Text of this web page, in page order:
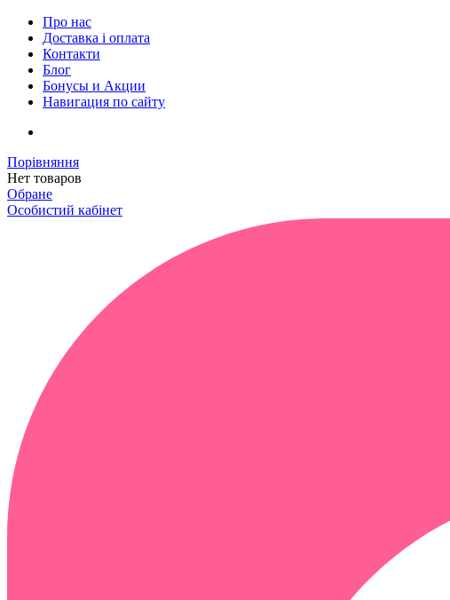
Про нас
Доставка і оплата
Контакти
Блог
Бонусы и Акции
Навигация по сайту
Порівняння
Нет товаров
Обране
Особистий кабінет